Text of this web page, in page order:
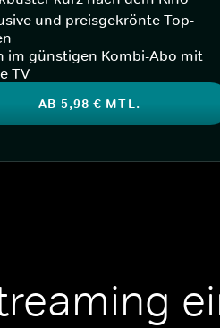
und preisgekrönte Top-
im günstigen Kombi-Abo mit
TV
AB 5,98 € MTL.